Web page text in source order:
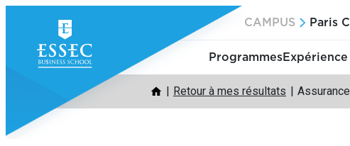
contenu
CAMPUS Paris
ProgrammesExpérience
Retour à mes résultats